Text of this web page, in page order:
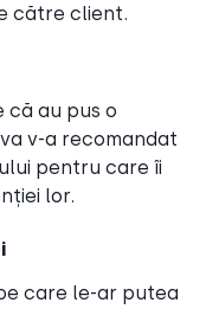
către client.
că au pus o
v-a recomandat
pentru care îi
lor.
care le-ar putea